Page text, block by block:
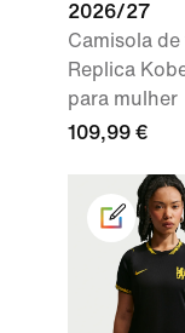
2026/27
Camisola de
Replica
para mulher
109,99 €